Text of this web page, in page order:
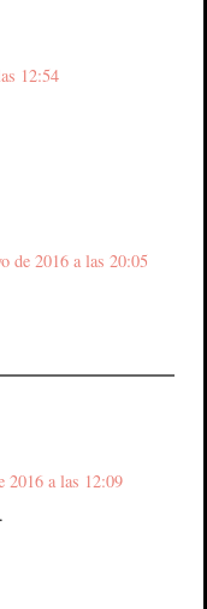
12:54
de 2016 a las 20:05
2016 a las 12:09